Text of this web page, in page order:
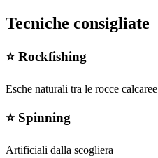
Tecniche consigliate
⭐Rockfishing
Esche naturali tra le rocce calcaree
⭐ Spinning
Artificiali dalla scogliera